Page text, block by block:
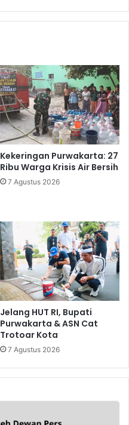
Kekeringan Purwakarta: 27
Ribu Warga Krisis Air Bersih
7 Agustus 2026
Jelang HUT RI, Bupati
Purwakarta & ASN Cat
Trotoar Kota
7 Agustus 2026